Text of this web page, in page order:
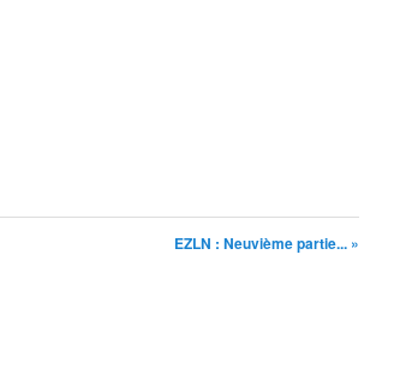
EZLN : Neuvième partie... »